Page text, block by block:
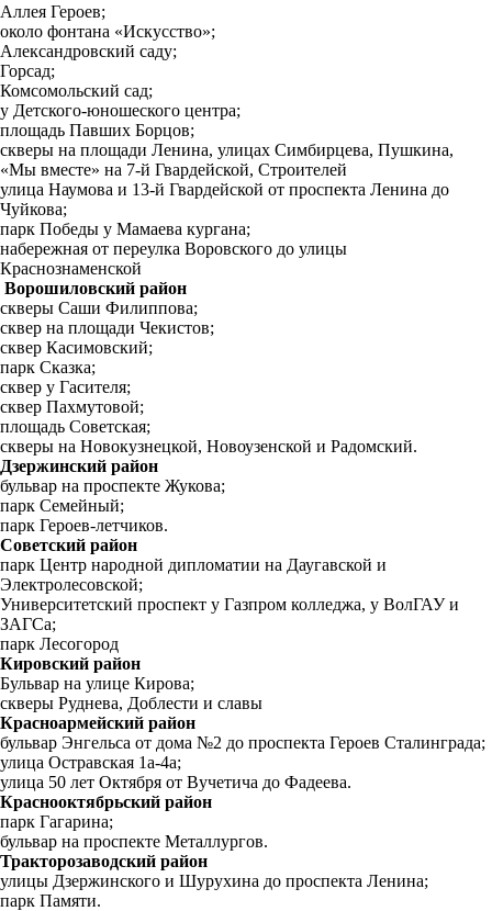
Аллея Героев;
около фонтана «Искусство»;
Александровский саду;
Горсад;
Комсомольский сад;
у Детского-юношеского центра;
площадь Павших Борцов;
скверы на площади Ленина, улицах Симбирцева, Пушкина,
«Мы вместе» на 7-й Гвардейской, Строителей
улица Наумова и 13-й Гвардейской от проспекта Ленина до
Чуйкова;
парк Победы у Мамаева кургана;
набережная от переулка Воровского до улицы
Краснознаменской
Ворошиловский район
скверы Саши Филиппова;
сквер на площади Чекистов;
сквер Касимовский;
парк Сказка;
сквер у Гасителя;
сквер Пахмутовой;
площадь Советская;
скверы на Новокузнецкой, Новоузенской и Радомский.
Дзержинский район
бульвар на проспекте Жукова;
парк Семейный;
парк Героев-летчиков.
Советский район
парк Центр народной дипломатии на Даугавской и
Электролесовской;
Университетский проспект у Газпром колледжа, у ВолГАУ и
ЗАГСа;
парк Лесогород
Кировский район
Бульвар на улице Кирова;
скверы Руднева, Доблести и славы
Красноармейский район
бульвар Энгельса от дома №2 до проспекта Героев Сталинграда;
улица Остравская 1а-4а;
улица 50 лет Октября от Вучетича до Фадеева.
Краснооктябрьский район
парк Гагарина;
бульвар на проспекте Металлургов.
Тракторозаводский район
улицы Дзержинского и Шурухина до проспекта Ленина;
парк Памяти.